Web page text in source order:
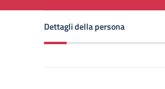
Dettagli della persona